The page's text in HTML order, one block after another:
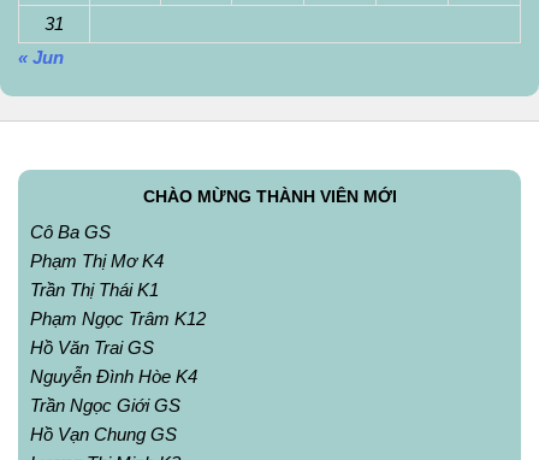
31
« Jun
CHÀO MỪNG THÀNH VIÊN MỚI
Cô Ba GS
Phạm Thị Mơ K4
Trần Thị Thái K1
Phạm Ngọc Trâm K12
Hồ Văn Trai GS
Nguyễn Đình Hòe K4
Trần Ngọc Giới GS
Hồ Vạn Chung GS